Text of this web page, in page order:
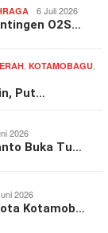
6 Juli 2026
O2S…
KOTAMOBAGU
Put…
2026
Buka Tu…
2026
Kotamob…